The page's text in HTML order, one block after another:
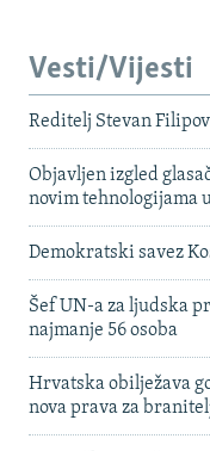
Vesti/Vijesti
Reditelj Stevan
Objavljen izgled
novim tehnologijama
Demokratski savez
Šef UN-a za ljudska
najmanje 56 osoba
Hrvatska obilježava
nova prava za